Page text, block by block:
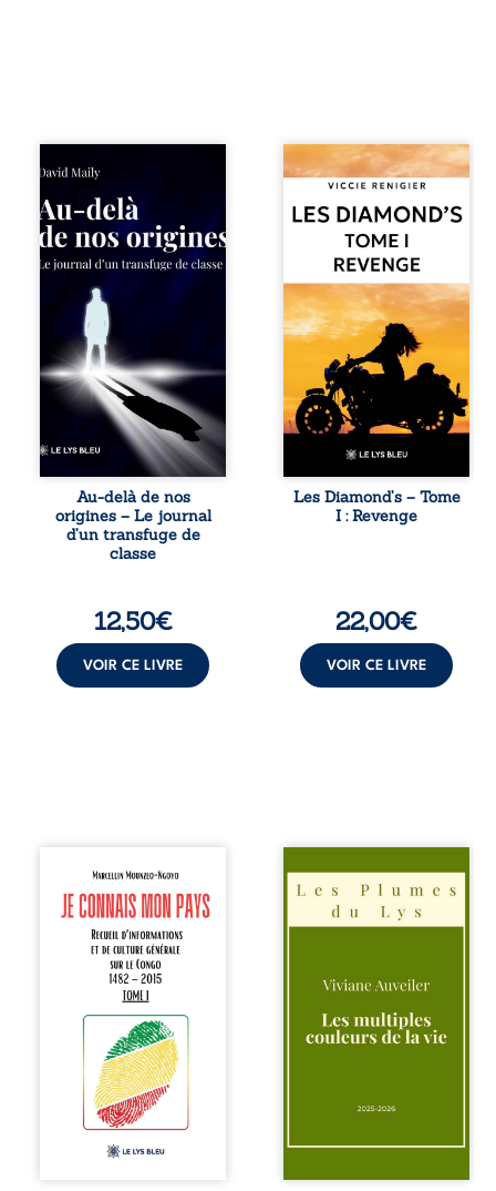
Né dans un milieu
populaire où la
violence et les
fractures
familiales tenaient
lieu de destin,
rupture. Très tôt,
l’école et les livres
deviennent ses
armes de survie, le
moteur d’une
lente ascension
sociale. S’arracher
à ses racines
exige pourtant un
prix invisible. Pris
entre deux
mondes, l’homme
réalise que les
succès
professionnels ne
Au-delà de nos
origines – Le journal
d’un transfuge de
classe
12,50€
VOIR CE LIVRE
Revenge est à la
tête des
Diamond’s, un clan
de motards aussi
réputé et respecté
que redouté dans
tout le pays. Rien
ne la prédestinait
à cette vie, mais
les épreuves ont
forgé une femme
dure, inaccessible
et résolue à ne
jamais dévoiler
ses faiblesses,
jusqu’à ce que le
croise sa route.
Chef d’une famille
de Nomads, Juan
Les Diamond’s – Tome
I : Revenge
22,00€
VOIR CE LIVRE
Je connais mon
pays se présente
comme une œuvre
de transmission et
d’éveil civique,
destinée à raviver
la mémoire
congolaise. En
retraçant les
grandes étapes de
l’histoire
nationale, il
entend combattre
l’ignorance, le
repli identitaire et
l’affaiblissement
Trois récits, trois
existences saisies
à l’instant où tout
bascule. Une
l’apaisement, un
recouvre
l’espérance, tandis
pour en retrouver
Entre souvenirs,